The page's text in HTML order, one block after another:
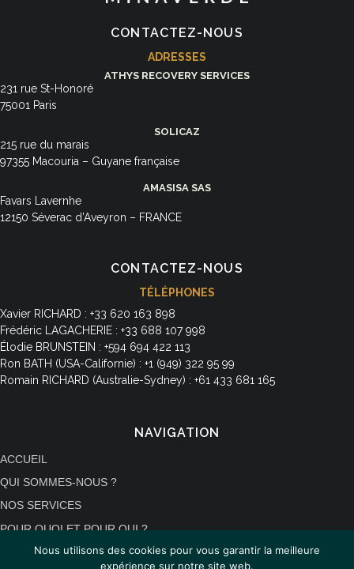
CONTACTEZ-NOUS
ADRESSES
ATHYS RECOVERY SERVICES
231 rue St-Honoré
75001 Paris
SOLICAZ
215 rue du marais
97355 Macouria – Guyane française
AMASISA SAS
Favars Lavernhe
12150 Séverac d’Aveyron – FRANCE
CONTACTEZ-NOUS
TÉLÉPHONES
Xavier RICHARD : +33 620 163 898
Frédéric LAGACHERIE : +33 688 107 998
Élodie BRUNSTEIN : +594 694 422 113
Ron BATH (USA-Californie) : +1 (949) 322 95 99
Romain RICHARD (Australie-Sydney) : +61 433 681 165
NAVIGATION
ACCUEIL
QUI SOMMES-NOUS ?
NOS SERVICES
POUR QUOI ET POUR QUI ?
ACTUALITÉS
Nous utilisons des cookies pour vous garantir la meilleure
expérience sur notre site web.